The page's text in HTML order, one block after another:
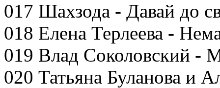
017 Шахзода - Давай до
018 Елена Терлеева -
019 Влад Соколовский -
020 Татьяна Буланова и